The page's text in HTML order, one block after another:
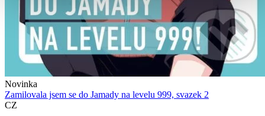
Novinka
Zamilovala jsem se do Jamady na levelu 999, svazek 2
CZ